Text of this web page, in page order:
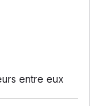
entre eux